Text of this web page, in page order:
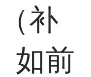
补
如前